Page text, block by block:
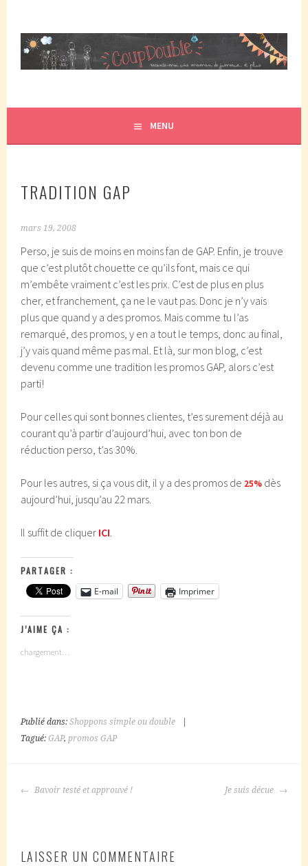
contenu
principal
COUP DOUBLE
JUMEAUX, ÇA NOUS TOMBE DESSUS ET CA NOUS
PROPULSE SUPER MAMAN! CA DONNE DEUX FOIS PLUS DE
MENU
TRADITION GAP
mars 19, 2008
Perso, je suis de moins en moins fan de GAP. Enfin, je trouve
que c’est plutôt chouette ce qu’ils font, mais ce qui
m’embête vraiment c’est les prix. C’est de plus en plus
cher, et franchement, ça ne le vaut pas. Donc je n’y vais
plus que quand y a des promos. Mais comme tu l’as
remarqué, des promos, y en a tout le temps, donc au final,
j’y vais quand même pas mal. Et là, sur mon blog, c’est
devenu comme une tradition les promos GAP, alors c’est
parti!
Pour celles qui sont bonnes clientes, t’es surement déjà au
courant qu’à partir d’aujourd’hui, avec ton bon de
réduction perso, t’as 30%.
Pour les autres, si ça vous dit, il y a des promos de 25% dès
aujourd’hui, jusqu’au 22 mars.
Il suffit de cliquer ICI.
PARTAGER :
E-mail
Imprimer
J’AIME ÇA :
chargement…
Publié dans:Shoppons simple ou double
Tagué:GAP,promos GAP
NAVIGATION
Bavoir testé et approuvé ! Je suis décue
LAISSER UN COMMENTAIRE